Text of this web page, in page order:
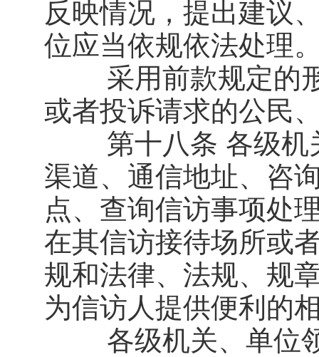
反映情况，提出建议
位应当依规依法处理
采用前款规定的形
或者投诉请求的公民
第十八条 各级机关
渠道、通信地址、咨
点、查询信访事项处
在其信访接待场所或
规和法律、法规、规
为信访人提供便利的
各级机关、单位领